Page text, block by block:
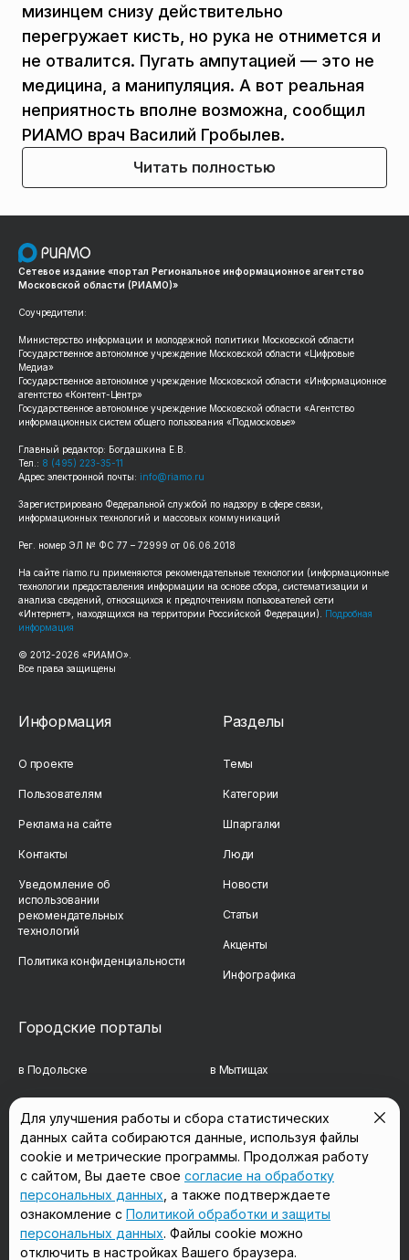
мизинцем снизу действительно
перегружает кисть, но рука не отнимется и
не отвалится. Пугать ампутацией — это не
медицина, а манипуляция. А вот реальная
неприятность вполне возможна, сообщил
РИАМО врач Василий Гробылев.
Читать полностью
Сетевое издание «портал Региональное информационное агентство
Московской области (РИАМО)»
Соучредители:
Министерство информации и молодежной политики Московской области
Государственное автономное учреждение Московской области «Цифровые
Медиа»
Государственное автономное учреждение Московской области «Информационное
агентство «Контент-Центр»
Государственное автономное учреждение Московской области «Агентство
информационных систем общего пользования «Подмосковье»
Главный редактор: Богдашкина Е.В.
Тел.: 8 (495) 223-35-11
Адрес электронной почты: info@riamo.ru
Зарегистрировано Федеральной службой по надзору в сфере связи,
информационных технологий и массовых коммуникаций
Рег. номер ЭЛ № ФС 77 – 72999 от 06.06.2018
На сайте riamo.ru применяются рекомендательные технологии (информационные
технологии предоставления информации на основе сбора, систематизации и
анализа сведений, относящихся к предпочтениям пользователей сети
«Интернет», находящихся на территории Российской Федерации). Подробная
информация
© 2012-2026 «РИАМО».
Все права защищены
Информация
О проекте
Пользователям
Реклама на сайте
Контакты
Уведомление об
использовании
рекомендательных
технологий
Политика конфиденциальности
Разделы
Темы
Категории
Шпаргалки
Люди
Новости
Статьи
Акценты
Инфографика
Городские порталы
в Подольске в Мытищах
в Реутове
в Сергиевом Посаде в Люберцах
в Красногорске в Королёве
в Домодедово в Щёлково
Мы в соцсетях
Для улучшения работы и сбора статистических
данных сайта собираются данные, используя файлы
cookie и метрические программы. Продолжая работу
с сайтом, Вы даете свое согласие на обработку
персональных данных , а также подтверждаете
ознакомление с Политикой обработки и защиты
персональных данных. Файлы cookie можно
отключить в настройках Вашего браузера.